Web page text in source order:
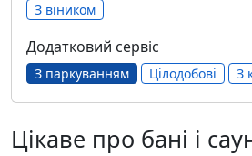
З віником
Додатковий сервіс
З паркуванням Цілодобові З
Цікаве про бані і